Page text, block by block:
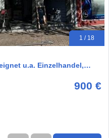
1 / 18
u.a. Einzelhandel,…
900 €